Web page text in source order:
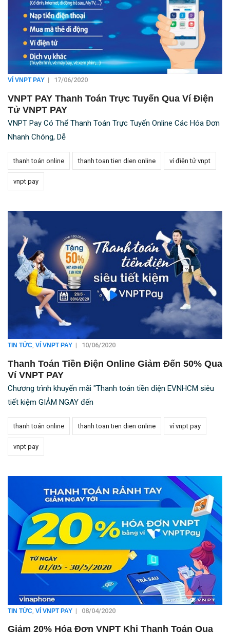
VÍ VNPT PAY | 17/06/2020
VNPT PAY Thanh Toán Trực Tuyến Qua Ví Điện
Tử VNPT PAY
VNPT Pay Có Thể Thanh Toán Trực Tuyến Online Các Hóa Đơn
Nhanh Chóng, Dễ
thanh toán online thanh toan tien dien online ví điện tử vnpt
vnpt pay
TIN TỨC, VÍ VNPT PAY | 10/06/2020
Thanh Toán Tiền Điện Online Giảm Đến 50% Qua
Ví VNPT PAY
Chương trình khuyến mãi "Thanh toán tiền điện EVNHCM siêu
tiết kiệm GIẢM NGAY đến
thanh toán online thanh toan tien dien online ví vnpt pay
vnpt pay
TIN TỨC VÍ VNPT PAY | 08/04/2020
Giảm 20% Hóa Đơn VNPT Khi Thanh Toán Qua